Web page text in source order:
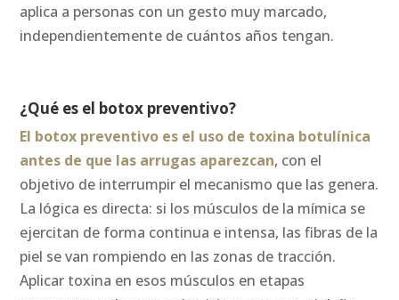
aplica a personas con un gesto muy marcado,
independientemente de cuántos años tengan.
¿Qué es el botox preventivo?
El botox preventivo es el uso de toxina botulínica
antes de que las arrugas aparezcan, con el
objetivo de interrumpir el mecanismo que las genera.
La lógica es directa: si los músculos de la mímica se
ejercitan de forma continua e intensa, las fibras de la
piel se van rompiendo en las zonas de tracción.
Aplicar toxina en esos músculos en etapas